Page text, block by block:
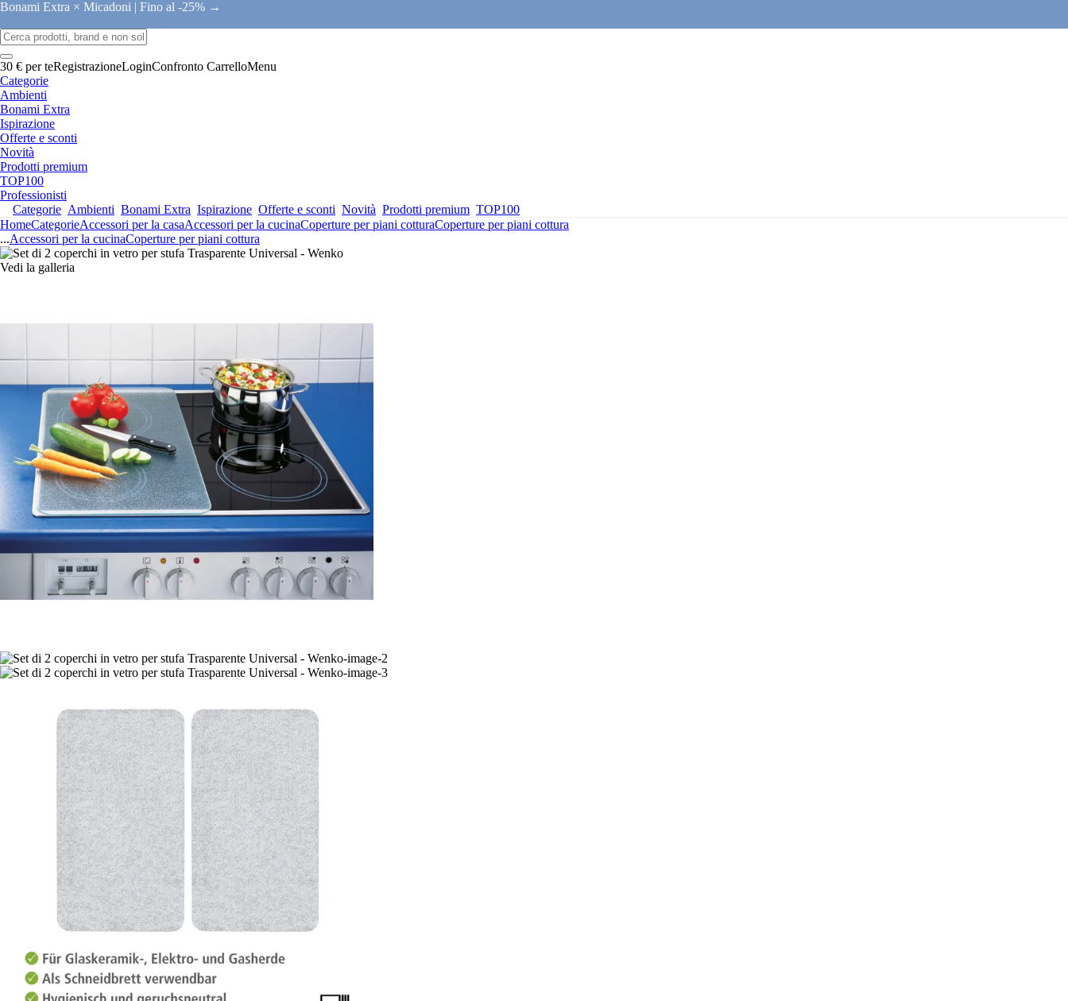
Bonami Extra × Micadoni | Fino al -25% →
30 € per teRegistrazioneLoginConfronto CarrelloMenu
Categorie
Ambienti
Bonami Extra
Ispirazione
Offerte e sconti
Novità
Prodotti premium
TOP100
Professionisti
Categorie Ambienti Bonami Extra Ispirazione Offerte e sconti Novità Prodotti premium TOP100
HomeCategorieAccessori per la casaAccessori per la cucinaCoperture per piani cotturaCoperture per piani cottura
...Accessori per la cucinaCoperture per piani cottura
Vedi la galleria